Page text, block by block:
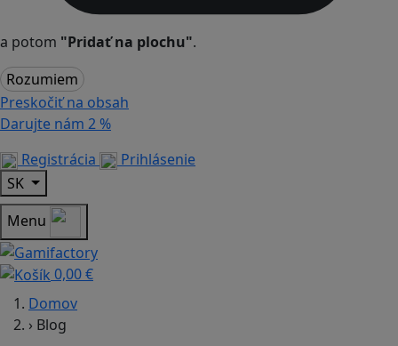
a potom "Pridať na plochu".
Rozumiem
Preskočiť na obsah
Darujte nám 2 %
Registrácia
Prihlásenie
SK
Menu
0,00 €
Domov
› Blog